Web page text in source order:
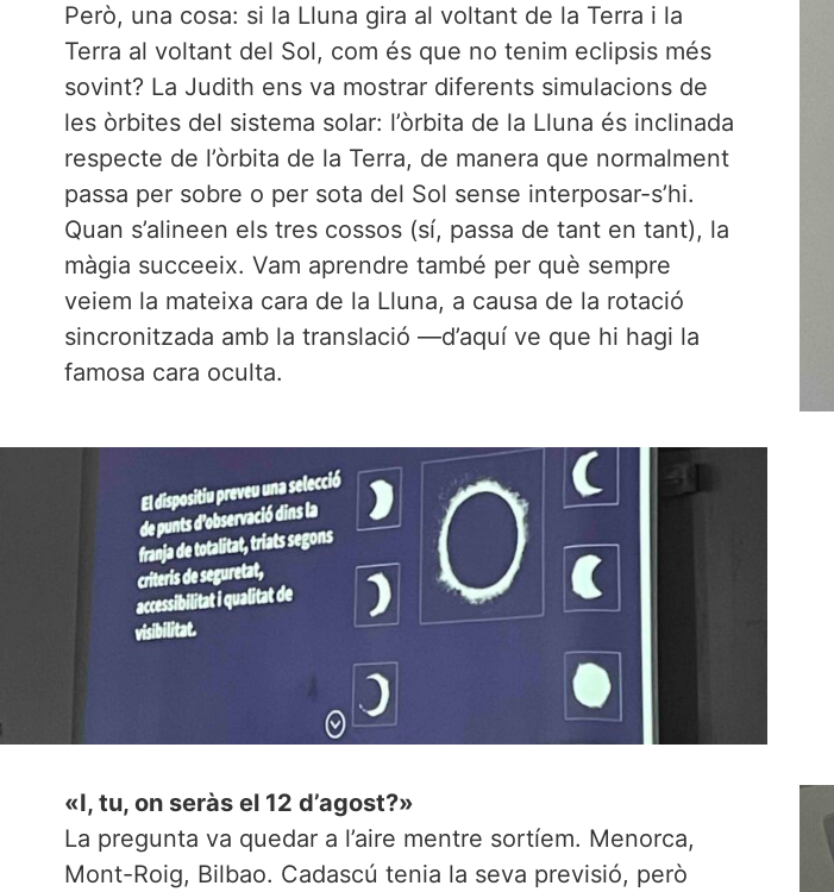
Però, una cosa: si la Lluna gira al voltant de la Terra i la
Terra al voltant del Sol, com és que no tenim eclipsis més
sovint? La Judith ens va mostrar diferents simulacions de
les òrbites del sistema solar: l’òrbita de la Lluna és inclinada
respecte de l’òrbita de la Terra, de manera que normalment
passa per sobre o per sota del Sol sense interposar-s’hi.
Quan s’alineen els tres cossos (sí, passa de tant en tant), la
màgia succeeix. Vam aprendre també per què sempre
veiem la mateixa cara de la Lluna, a causa de la rotació
sincronitzada amb la translació —d’aquí ve que hi hagi la
famosa cara oculta.
«I, tu, on seràs el 12 d’agost?»
La pregunta va quedar a l’aire mentre sortíem. Menorca,
Mont-Roig, Bilbao. Cadascú tenia la seva previsió, però